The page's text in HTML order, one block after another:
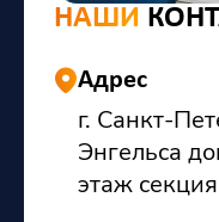
НАШИ
Адрес
г. Санкт-
Энгельса
этаж